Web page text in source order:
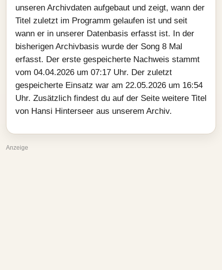
unseren Archivdaten aufgebaut und zeigt, wann der
Titel zuletzt im Programm gelaufen ist und seit
wann er in unserer Datenbasis erfasst ist. In der
bisherigen Archivbasis wurde der Song 8 Mal
erfasst. Der erste gespeicherte Nachweis stammt
vom 04.04.2026 um 07:17 Uhr. Der zuletzt
gespeicherte Einsatz war am 22.05.2026 um 16:54
Uhr. Zusätzlich findest du auf der Seite weitere Titel
von Hansi Hinterseer aus unserem Archiv.
Anzeige